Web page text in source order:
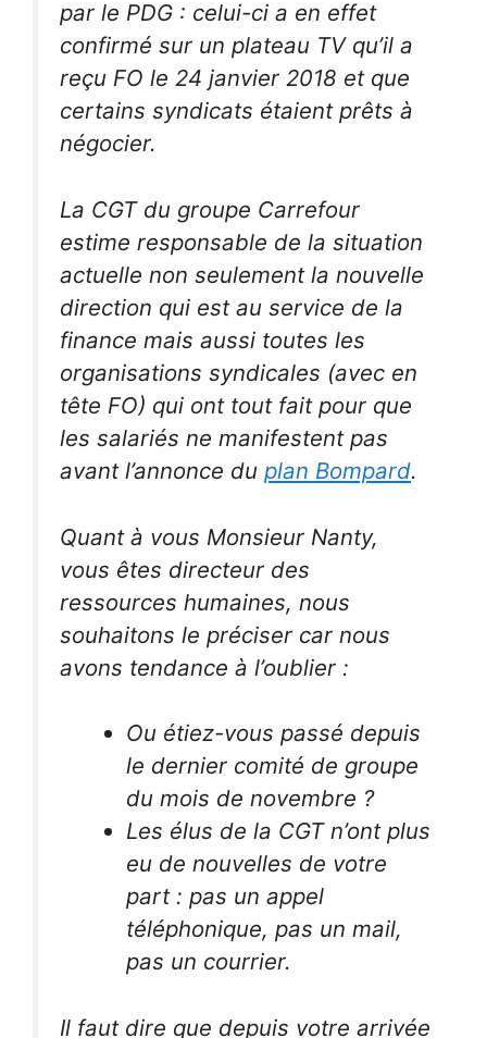
par le PDG : celui-ci a en effet
confirmé sur un plateau TV qu’il a
reçu FO le 24 janvier 2018 et que
certains syndicats étaient prêts à
négocier.
La CGT du groupe Carrefour
estime responsable de la situation
actuelle non seulement la nouvelle
direction qui est au service de la
finance mais aussi toutes les
organisations syndicales (avec en
tête FO) qui ont tout fait pour que
les salariés ne manifestent pas
avant l’annonce du plan Bompard.
Quant à vous Monsieur Nanty,
vous êtes directeur des
ressources humaines, nous
souhaitons le préciser car nous
avons tendance à l’oublier :
Ou étiez-vous passé depuis
le dernier comité de groupe
du mois de novembre ?
Les élus de la CGT n’ont plus
eu de nouvelles de votre
part : pas un appel
téléphonique, pas un mail,
pas un courrier.
Il faut dire que depuis votre arrivée